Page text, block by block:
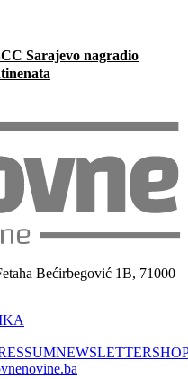
Sarajevo nagradio
Bećirbegović 1B, 71000
NEWSLETTER